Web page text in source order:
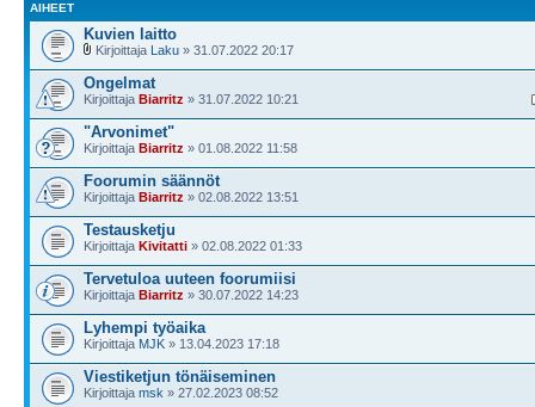
AIHEET
Kuvien laitto
Kirjoittaja Laku » 31.07.2022 20:17
Ongelmat
Kirjoittaja Biarritz » 31.07.2022 10:21
"Arvonimet"
Kirjoittaja Biarritz » 01.08.2022 11:58
Foorumin säännöt
Kirjoittaja Biarritz » 02.08.2022 13:51
Testausketju
Kirjoittaja Kivitatti » 02.08.2022 01:33
Tervetuloa uuteen foorumiisi
Kirjoittaja Biarritz » 30.07.2022 14:23
Lyhempi työaika
Kirjoittaja MJK » 13.04.2023 17:18
Viestiketjun tönäiseminen
Kirjoittaja msk » 27.02.2023 08:52